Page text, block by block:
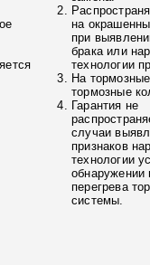
на
при
брака или
технологии
На
тормозные
Гарантия не
случаи
признаков
технологии
обнаружении
перегрева
системы.